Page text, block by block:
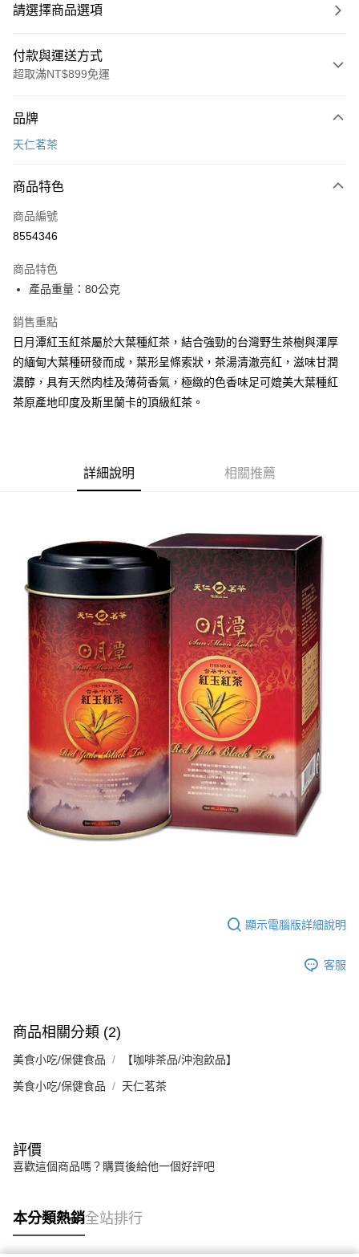
請選擇商品選項
付款與運送方式
超取滿NT$899免運
信用卡一次付款
Apple Pay
街口支付
Google Pay
大哥付你分期
相關說明
1.本服務由台灣大哥大提供，台灣大哥大用戶可立即使用無須另外申請。
2.付款方式選擇「大哥付你分期」，訂單成立後會自動跳轉到大哥付的交易
消。如遇「轉專審核」未通過狀況，表示未達大哥付你分期系統評分，恕無
法說明評估內容。
2.透過簡訊連結打開帳單後，可選擇「超商條碼／台灣大直營門市／銀行轉
帳／街口支付／iPASS MONEY」等通路繳費。
【注意事項】
1.本服務係由「台灣大哥大股份有限公司」（以下簡稱本公司）所提供，讓
用戶於交易時，得透過本服務購買商品或服務，並由商店將買賣／分期付款
買賣價金債權讓與本公司後，依約使用本公司帳單繳交帳款。
2.基於同意付款使用「大哥付你分期」之契約關係目的，商店將以您的個人
資料（包含姓名、電話或地址）提供予台灣大哥大進項蒐集、處理及利用，
由本公司與您本人進行分期帳單所需資料之確認、核對及更正。
3.完整用戶服務條款，請詳閱以下連結： https://oppay.tw/userRule
AFTEE先享後付
相關說明
１．簡單：不需註冊會員、不需綁卡、不需儲值。
２．便利：只要手機號碼，簡訊認證，即可結帳。
１．於結帳方式選擇「AFTEE先享後付」後，將跳轉至「AFTEE先享後付」
結帳頁面，進行簡訊認證並確認金額後，即可完成結帳。
２．訂單成立數日內，您將收到繳費通知簡訊。
３．收到繳費通知簡訊後14天內，點擊此簡訊中的連結，可透過四大超商／
ATM／網路銀行／等多元方式進行付款，方視為交易完成。
※ 請注意：結帳手續完成當下不需立刻繳費，但若您需要取消訂單，請聯絡
購買商品的店家。未經商家同意取消之訂單仍視為有效，需透過AFTEE先享
後付繳納相關費用。
※ 交易是否成功請以「AFTEE先享後付 」之結帳頁面顯示為準，若有關於
是否繳費成功／繳費後需取消欲退款等相關疑問，請聯繫「AFTEE先享後付
客戶支援中心」https://netprotections.freshdesk.com/support/home
【注意事項】
１．透過由恩沛科技股份有限公司提供之「AFTEE先享後付」服務完成之交
易，需依本服務之必要範圍內提供個人資料，並將交易相關給付款項請求債
權轉讓予恩沛科技股份有限公司。
２．關於個人資料處理事宜，請瀏覽以下網址：
https://aftee.tw/terms/#terms3
３．未成年的使用者請事先徵得法定代理人或監護人之同意方可使用
「AFTEE先享後付」，若未經同意申辦者引起之損失，本公司不負相關責
任。
４．使用「AFTEE先享後付」時，將依據個別帳號之用戶狀況，依本公司即
付款後7-11取貨
每筆NT$70，滿NT$899(含以上)免運費
宅配
每筆NT$100，滿NT$1,000(含以上)免運費
京站台北店客服中心(1F星巴克旁) 即日起不提供京站紙袋，取件時
請自備購物袋，若需購買紙袋可現場詢問
免運費
品牌
天仁茗茶
商品特色
商品編號
8554346
商品特色
產品重量：80公克
銷售重點
日月潭紅玉紅茶屬於大葉種紅茶，結合強勁的台灣野生茶樹與渾厚
的緬甸大葉種研發而成，葉形呈條索狀，茶湯清澈亮紅，滋味甘潤
濃醇，具有天然肉桂及薄荷香氣，極緻的色香味足可媲美大葉種紅
茶原產地印度及斯里蘭卡的頂級紅茶。
詳細說明 相關推薦
顯示電腦版詳細說明
客服
商品相關分類 (2)
美食小吃/保健食品 【咖啡茶品/沖泡飲品】
美食小吃/保健食品 天仁茗茶
評價
喜歡這個商品嗎？購買後給他一個好評吧
本分類熱銷全站排行